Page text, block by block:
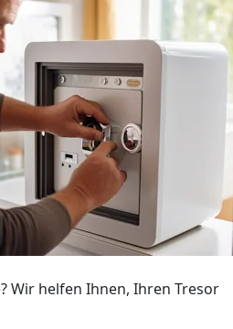
Wir helfen Ihnen, Ihren Tresor